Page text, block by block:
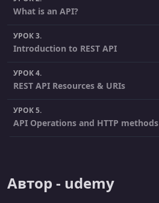
What is an API?
УРОК 3.
Introduction to REST API
УРОК 4.
REST API Resources & URIs
УРОК 5.
API Operations and HTTP methods
УРОК 7.
Автор - udemy